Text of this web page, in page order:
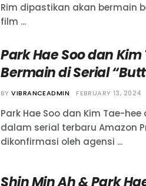
Rim dipastikan akan bermain
film ...
Park Hae Soo dan
Bermain di Serial
BY VIBRANCEADMIN FEBRUARY 13, 2024
Park Hae Soo dan Kim Tae-
dalam serial terbaru Amazon
dikonfirmasi oleh agensi ...
Shin Min Ah & Park